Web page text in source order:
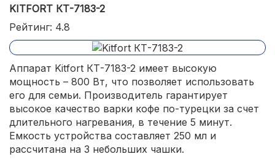
KITFORT КТ-7183-2
Рейтинг: 4.8
Аппарат Kitfort КТ-7183-2 имеет высокую
мощность – 800 Вт, что позволяет использовать
его для семьи. Производитель гарантирует
высокое качество варки кофе по-турецки за счет
длительного нагревания, в течение 5 минут.
Емкость устройства составляет 250 мл и
рассчитана на 3 небольших чашки.